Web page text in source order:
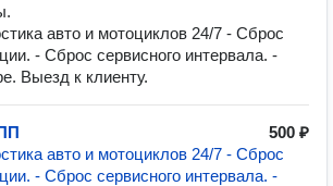
авто и мотоциклов 24/7 - Сброс
- Cброс сервисного интервала. -
Выезд к клиенту.
500 ₽
авто и мотоциклов 24/7 - Сброс
- Cброс сервисного интервала. -